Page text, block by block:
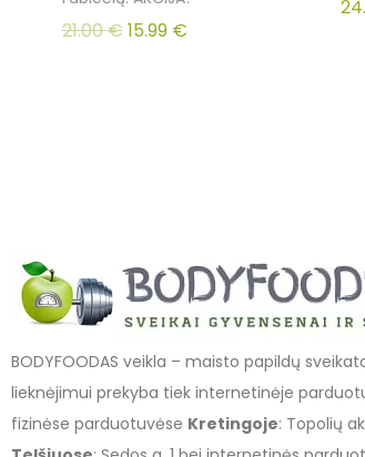
21.00€15.99 €
BODYFOODAS veikla – maisto papildų
lieknėjimui prekyba tiek internetinėje
fizinėse parduotuvėse Kretingoje: Topolių